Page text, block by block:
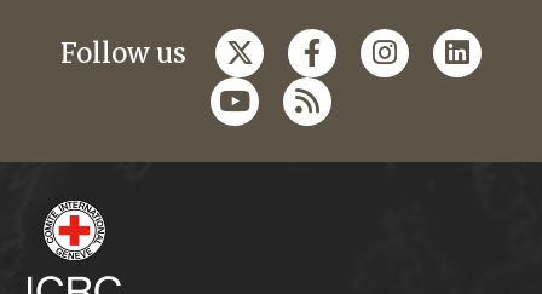
Follow us